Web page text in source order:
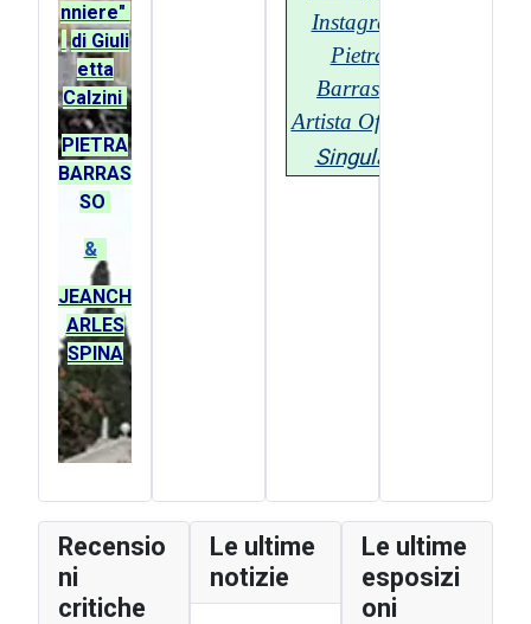
nniere"
di Giuli
etta
Calzini
PIETRA
BARRAS
SO
&
JEANCH
ARLES
SPINA
Instagram
Pietra
Barrasso
Artista Official
Singulart
Recensio
ni
critiche
Le ultime
notizie
Le ultime
esposizi
oni